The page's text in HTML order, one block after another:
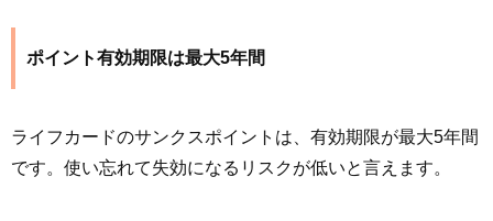
ポイント有効期限は最大5年間
ライフカードのサンクスポイントは、有効期限が最大5年間
です。使い忘れて失効になるリスクが低いと言えます。